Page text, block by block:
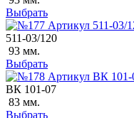
Выбрать
511-03/120
93 мм.
Выбрать
ВК 101-07
83 мм.
Выбрать